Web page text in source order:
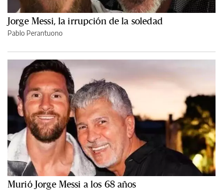
Jorge Messi, la irrupción de la soledad
Pablo Perantuono
Murió Jorge Messi a los 68 años